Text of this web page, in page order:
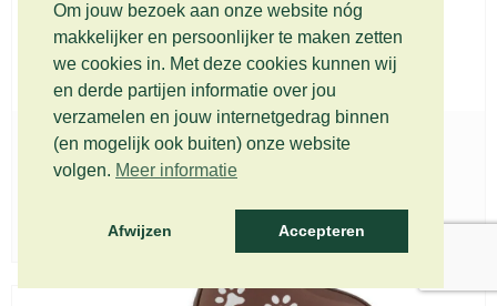
Om jouw bezoek aan onze website nóg
makkelijker en persoonlijker te maken zetten
we cookies in. Met deze cookies kunnen wij
en derde partijen informatie over jou
verzamelen en jouw internetgedrag binnen
(en mogelijk ook buiten) onze website
volgen. Meer informatie
Afwijzen Accepteren
Metaal urnen set, HUH 018
€89,00 - €129,00 Incl. BTW (gratis verzending)
opties selecteren